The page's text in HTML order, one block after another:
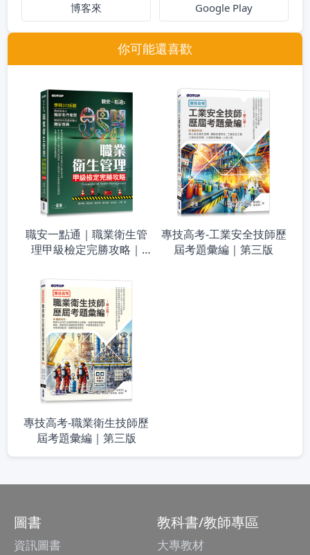
博客來 Google Play
你可能還喜歡
職安一點通｜職業衛生管
理甲級檢定完勝攻略｜
專技高考-工業安全技師歷
屆考題彙編｜第三版
專技高考-職業衛生技師歷
屆考題彙編｜第三版
圖書
資訊圖書
教科書/教師專區
大專教材